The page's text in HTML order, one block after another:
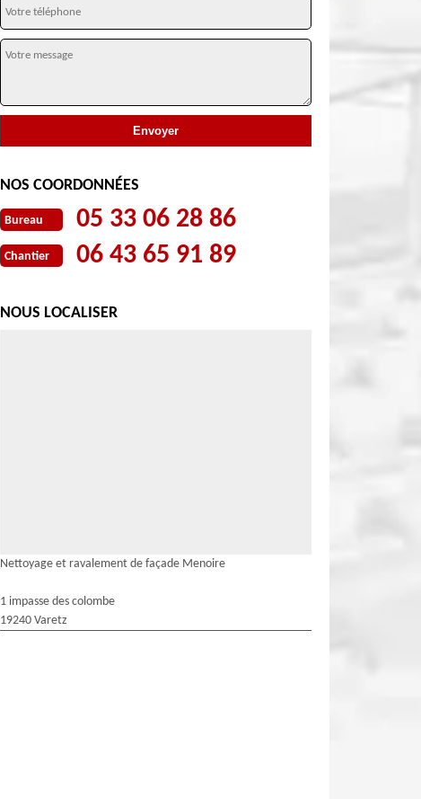
NOS COORDONNÉES
Bureau 05 33 06 28 86
Chantier 06 43 65 91 89
NOUS LOCALISER
Nettoyage et ravalement de façade Menoire
1 impasse des colombe
19240 Varetz